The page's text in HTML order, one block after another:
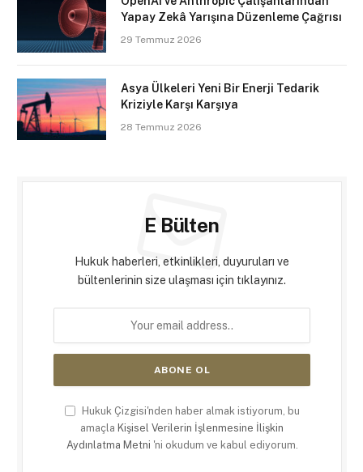
Yapay Zekâ Yarışına Düzenleme Çağrısı
29 Temmuz 2026
Asya Ülkeleri Yeni Bir Enerji Tedarik
Kriziyle Karşı Karşıya
28 Temmuz 2026
E Bülten
Hukuk haberleri, etkinlikleri, duyuruları ve
bültenlerinin size ulaşması için tıklayınız.
Hukuk Çizgisi'nden haber almak istiyorum, bu
amaçla Kişisel Verilerin İşlenmesine İlişkin
Aydınlatma Metni 'ni okudum ve kabul ediyorum.